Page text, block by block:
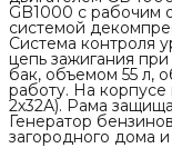
GB1000 с рабочим
системой
Система контроля
цепь зажигания
бак, объемом 55 л,
работу. На корпусе
2х32А). Рама
Генератор
загородного дома